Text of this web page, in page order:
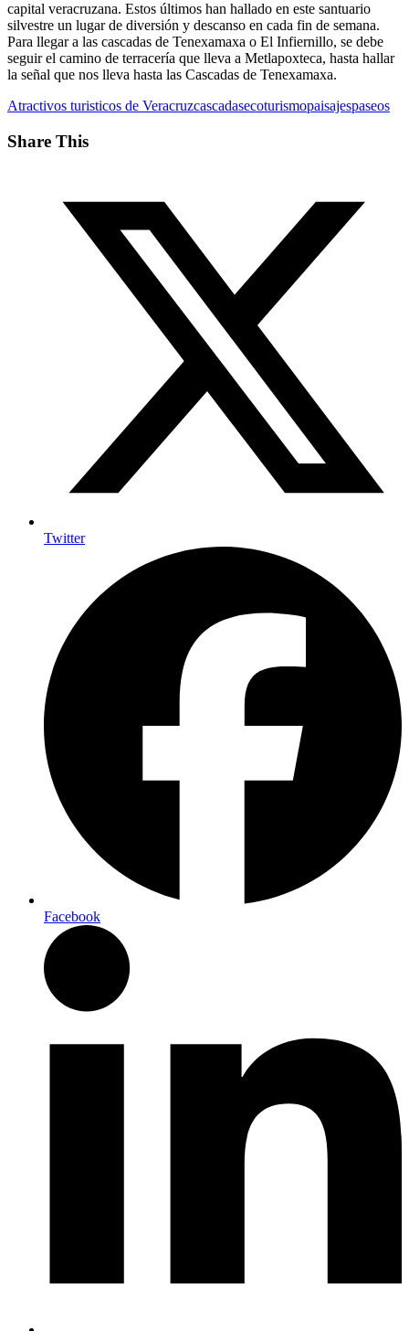
capital veracruzana. Estos últimos han hallado en este santuario
silvestre un lugar de diversión y descanso en cada fin de semana.
Para llegar a las cascadas de Tenexamaxa o El Infiernillo, se debe
seguir el camino de terracería que lleva a Metlapoxteca, hasta hallar
la señal que nos lleva hasta las Cascadas de Tenexamaxa.
Atractivos turisticos de Veracruzcascadasecoturismopaisajespaseos
Share This
Twitter
Facebook